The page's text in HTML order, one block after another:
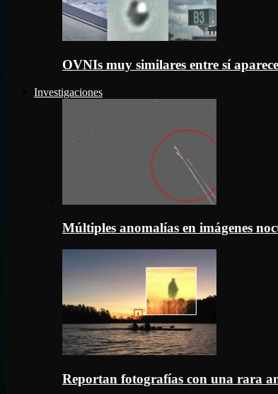
OVNIs muy similares entre sí
Investigaciones
Múltiples anomalías en imágenes
Reportan fotografías con una rara